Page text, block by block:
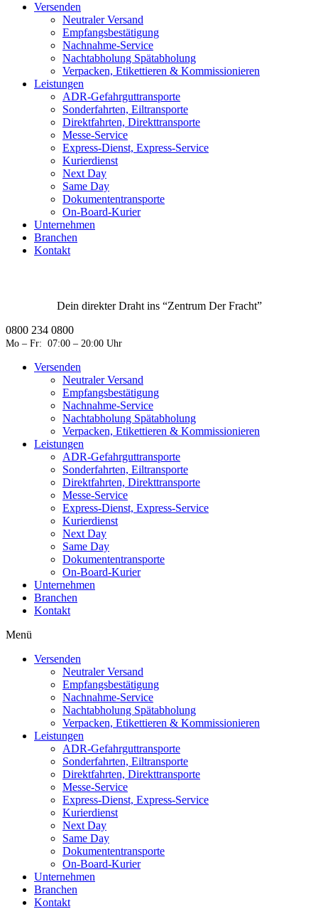
Versenden
Neutraler Versand
Empfangsbestätigung
Nachnahme-Service
Nachtabholung Spätabholung
Verpacken, Etikettieren & Kommissionieren
Leistungen
ADR-Gefahrguttransporte
Sonderfahrten, Eiltransporte
Direktfahrten, Direkttransporte
Messe-Service
Express-Dienst, Express-Service
Kurierdienst
Next Day
Same Day
Dokumententransporte
On-Board-Kurier
Unternehmen
Branchen
Kontakt
Dein direkter Draht ins “Zentrum Der Fracht”
0800 234 0800
Mo – Fr: 07:00 – 20:00 Uhr
Versenden
Neutraler Versand
Empfangsbestätigung
Nachnahme-Service
Nachtabholung Spätabholung
Verpacken, Etikettieren & Kommissionieren
Leistungen
ADR-Gefahrguttransporte
Sonderfahrten, Eiltransporte
Direktfahrten, Direkttransporte
Messe-Service
Express-Dienst, Express-Service
Kurierdienst
Next Day
Same Day
Dokumententransporte
On-Board-Kurier
Unternehmen
Branchen
Kontakt
Menü
Versenden
Neutraler Versand
Empfangsbestätigung
Nachnahme-Service
Nachtabholung Spätabholung
Verpacken, Etikettieren & Kommissionieren
Leistungen
ADR-Gefahrguttransporte
Sonderfahrten, Eiltransporte
Direktfahrten, Direkttransporte
Messe-Service
Express-Dienst, Express-Service
Kurierdienst
Next Day
Same Day
Dokumententransporte
On-Board-Kurier
Unternehmen
Branchen
Kontakt